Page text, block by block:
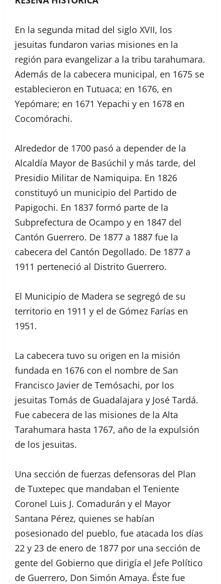
En la segunda mitad del siglo XVII, los
jesuitas fundaron varias misiones en la
región para evangelizar a la tribu tarahumara.
Además de la cabecera municipal, en 1675 se
establecieron en Tutuaca; en 1676, en
Yepómare; en 1671 Yepachi y en 1678 en
Cocomórachi.
Alrededor de 1700 pasó a depender de la
Alcaldía Mayor de Basúchil y más tarde, del
Presidio Militar de Namiquipa. En 1826
constituyó un municipio del Partido de
Papigochi. En 1837 formó parte de la
Subprefectura de Ocampo y en 1847 del
Cantón Guerrero. De 1877 a 1887 fue la
cabecera del Cantón Degollado. De 1877 a
1911 perteneció al Distrito Guerrero.
El Municipio de Madera se segregó de su
territorio en 1911 y el de Gómez Farías en
1951.
La cabecera tuvo su origen en la misión
fundada en 1676 con el nombre de San
Francisco Javier de Temósachi, por los
jesuitas Tomás de Guadalajara y José Tardá.
Fue cabecera de las misiones de la Alta
Tarahumara hasta 1767, año de la expulsión
de los jesuitas.
Una sección de fuerzas defensoras del Plan
de Tuxtepec que mandaban el Teniente
Coronel Luis J. Comadurán y el Mayor
Santana Pérez, quienes se habían
posesionado del pueblo, fue atacada los días
22 y 23 de enero de 1877 por una sección de
gente del Gobierno que dirigía el Jefe Político
de Guerrero, Don Simón Amaya. Éste fue